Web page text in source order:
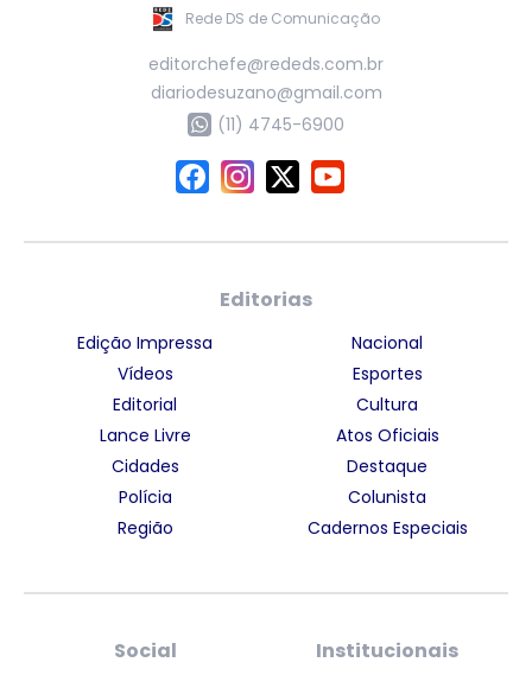
Rede DS de Comunicação
editorchefe@rededs.com.br
diariodesuzano@gmail.com
(11) 4745-6900
Editorias
Edição Impressa
Vídeos
Editorial
Lance Livre
Cidades
Polícia
Região
Nacional
Esportes
Cultura
Atos Oficiais
Destaque
Colunista
Cadernos Especiais
Social Institucionais